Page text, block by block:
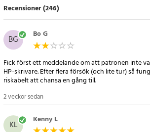
- Färg: Svart
- Kompatibel med flera HP-skrivarmodeller
- Extra stor kapacitet för fler utskrifter
301 SERIES
DESKJET 1000
DESKJET 1010
DESKJET 1050A
Recensioner (246)
BG Bo G
Fick först ett meddelande om att patronen inte
HP-skrivare. Efter flera försök (och lite tur) så
riskabelt att chansa en gång till.
2 veckor sedan
KL Kenny L